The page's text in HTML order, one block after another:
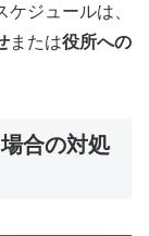
ジュールは、
または役所への
合の対処